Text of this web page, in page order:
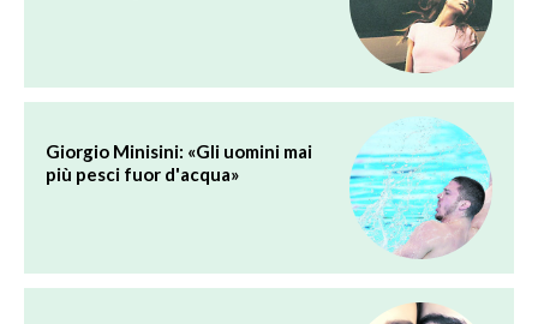
Giorgio Minisini: «Gli uomini mai
più pesci fuor d'acqua»